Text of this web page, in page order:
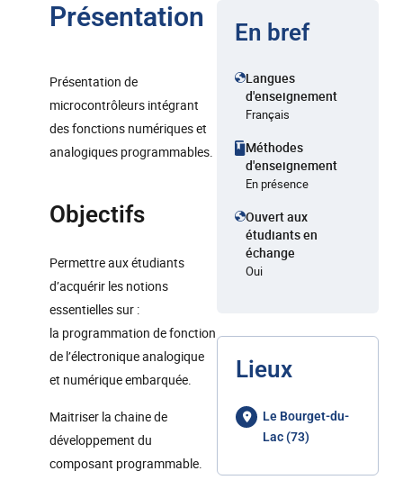
Présentation
Présentation de
microcontrôleurs intégrant
des fonctions numériques et
analogiques programmables.
Objectifs
Permettre aux étudiants
d’acquérir les notions
essentielles sur :
la programmation de fonction
de l’électronique analogique
et numérique embarquée.
Maitriser la chaine de
développement du
composant programmable.
En bref
Langues
d'enseignement
Français
Méthodes
d'enseignement
En présence
Ouvert aux
étudiants en
échange
Oui
Lieux
Le Bourget-du-
Lac (73)